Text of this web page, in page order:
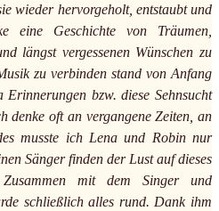
wieder hervorgeholt, entstaubt und
eine Geschichte von Träumen,
längst vergessenen Wünschen zu
zu verbinden stand von Anfang
bzw. diese Sehnsucht
denke oft an vergangene Zeiten, an
musste ich Lena und Robin nur
Sänger finden der Lust auf dieses
mit dem Singer und
schließlich alles rund. Dank ihm